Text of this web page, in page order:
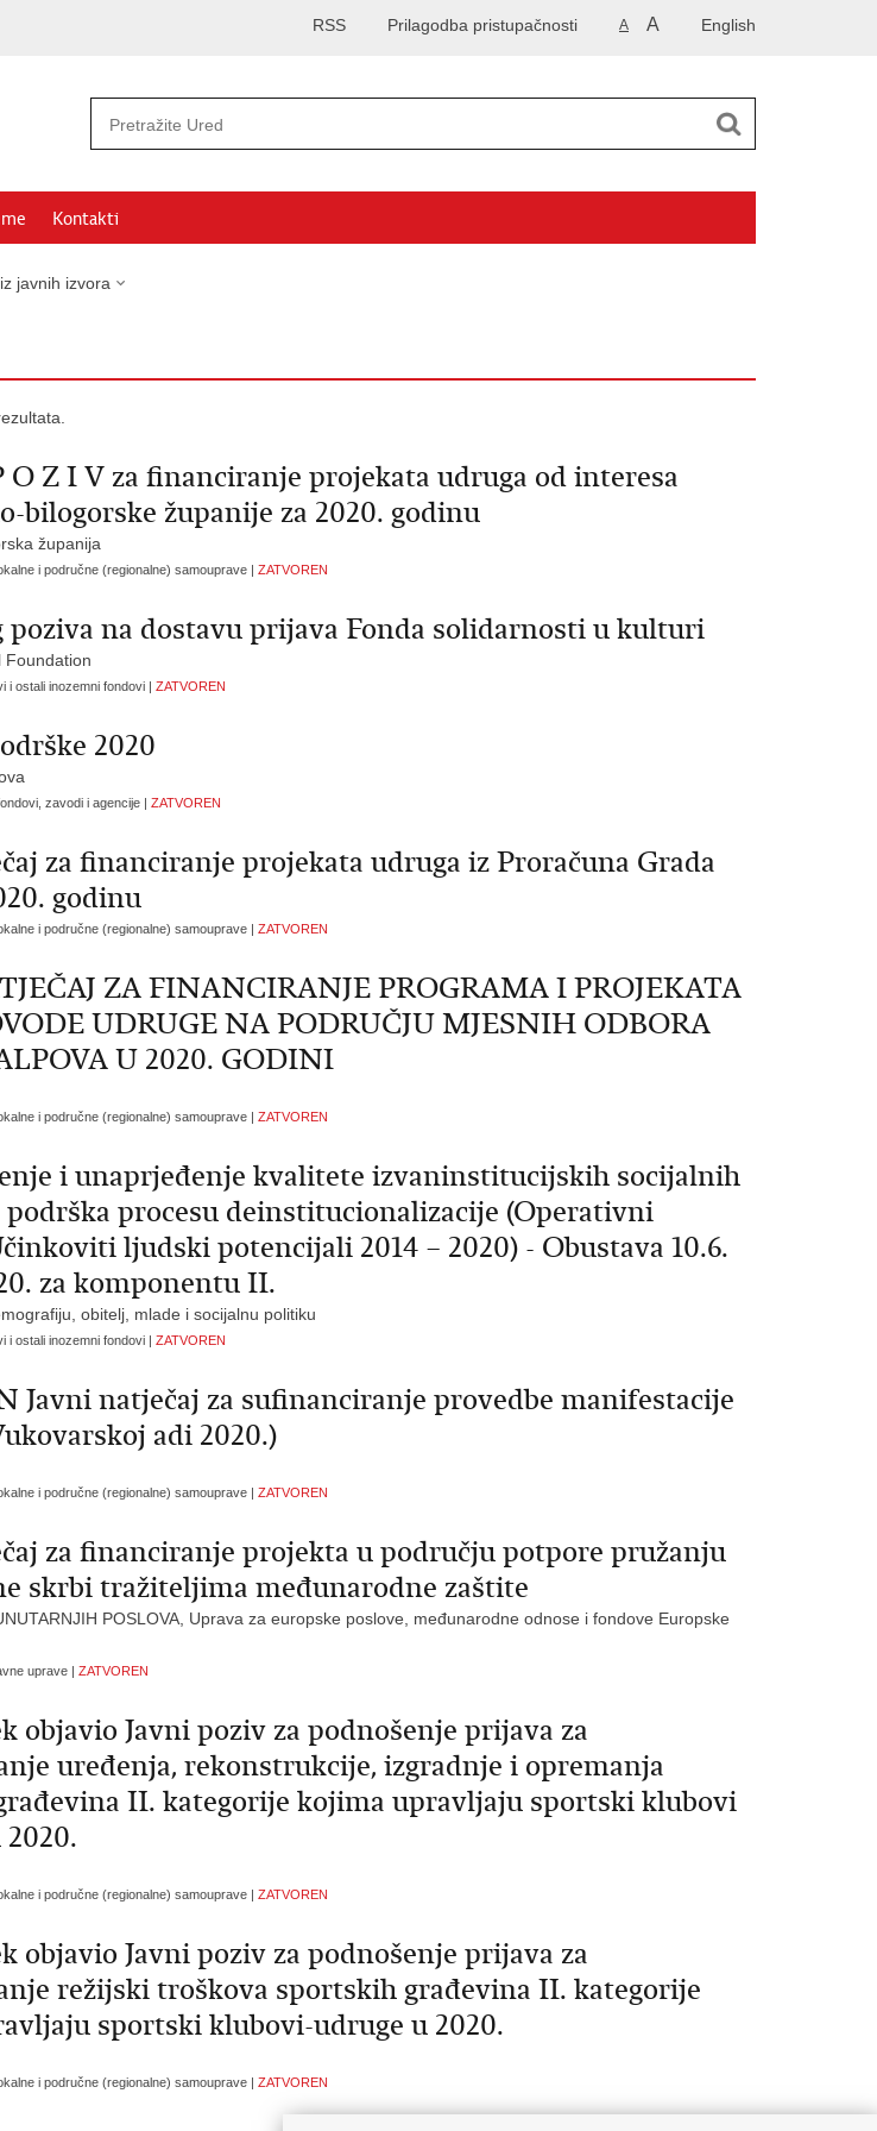
English
A A
Prilagodba pristupačnosti
RSS
Kontakti
javnih izvora
O Z I V za financiranje projekata udruga od interesa
bilogorske županije za 2020. godinu
županija
i područne (regionalne) samouprave | ZATVOREN
na dostavu prijava Fonda solidarnosti u kulturi
Foundation
i ostali inozemni fondovi | ZATVOREN
2020
zavodi i agencije | ZATVOREN
za financiranje projekata udruga iz Proračuna Grada
godinu
i područne (regionalne) samouprave | ZATVOREN
ZA FINANCIRANJE PROGRAMA I PROJEKATA
UDRUGE NA PODRUČJU MJESNIH ODBORA
U 2020. GODINI
i područne (regionalne) samouprave | ZATVOREN
i unaprjeđenje kvalitete izvaninstitucijskih socijalnih
podrška procesu deinstitucionalizacije (Operativni
ljudski potencijali 2014 – 2020) - Obustava 10.6.
za komponentu II.
obitelj, mlade i socijalnu politiku
i ostali inozemni fondovi | ZATVOREN
Javni natječaj za sufinanciranje provedbe manifestacije
adi 2020.)
i područne (regionalne) samouprave | ZATVOREN
za financiranje projekta u području potpore pružanju
skrbi tražiteljima međunarodne zaštite
POSLOVA, Uprava za europske poslove, međunarodne odnose i fondove Europske
uprave | ZATVOREN
objavio Javni poziv za podnošenje prijava za
uređenja, rekonstrukcije, izgradnje i opremanja
II. kategorije kojima upravljaju sportski klubovi
i područne (regionalne) samouprave | ZATVOREN
objavio Javni poziv za podnošenje prijava za
režijski troškova sportskih građevina II. kategorije
sportski klubovi-udruge u 2020.
i područne (regionalne) samouprave | ZATVOREN